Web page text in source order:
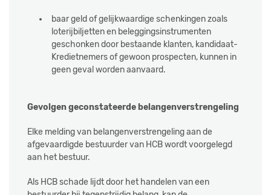
baar geld of gelijkwaardige schenkingen zoals
loterijbiljetten en beleggingsinstrumenten
geschonken door bestaande klanten, kandidaat-
Kredietnemers of gewoon prospecten, kunnen in
geen geval worden aanvaard.
Gevolgen geconstateerde belangenverstrengeling
Elke melding van belangenverstrengeling aan de
afgevaardigde bestuurder van HCB wordt voorgelegd
aan het bestuur.
Als HCB schade lijdt door het handelen van een